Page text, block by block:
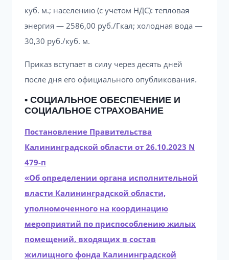
куб. м.; населению (с учетом НДС): тепловая
энергия — 2586,00 руб./Гкал; холодная вода —
30,30 руб./куб. м.
Приказ вступает в силу через десять дней
после дня его официального опубликования.
• СОЦИАЛЬНОЕ ОБЕСПЕЧЕНИЕ И
СОЦИАЛЬНОЕ СТРАХОВАНИЕ
Постановление Правительства
Калининградской области от 26.10.2023 N
479-п
«Об определении органа исполнительной
власти Калининградской области,
уполномоченного на координацию
мероприятий по приспособлению жилых
помещений, входящих в состав
жилищного фонда Калининградской